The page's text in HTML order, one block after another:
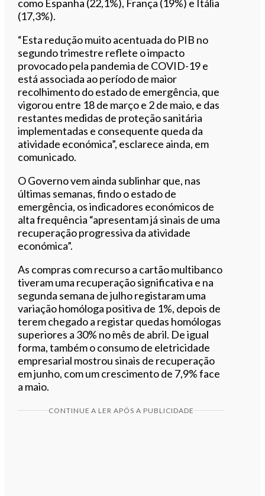
como Espanha (22,1%), França (19%) e Itália
(17,3%).
“Esta redução muito acentuada do PIB no
segundo trimestre reflete o impacto
provocado pela pandemia de COVID-19 e
está associada ao período de maior
recolhimento do estado de emergência, que
vigorou entre 18 de março e 2 de maio, e das
restantes medidas de proteção sanitária
implementadas e consequente queda da
atividade económica”, esclarece ainda, em
comunicado.
O Governo vem ainda sublinhar que, nas
últimas semanas, findo o estado de
emergência, os indicadores económicos de
alta frequência “apresentam já sinais de uma
recuperação progressiva da atividade
económica”.
As compras com recurso a cartão multibanco
tiveram uma recuperação significativa e na
segunda semana de julho registaram uma
variação homóloga positiva de 1%, depois de
terem chegado a registar quedas homólogas
superiores a 30% no mês de abril. De igual
forma, também o consumo de eletricidade
empresarial mostrou sinais de recuperação
em junho, com um crescimento de 7,9% face
a maio.
CONTINUE A LER APÓS A PUBLICIDADE